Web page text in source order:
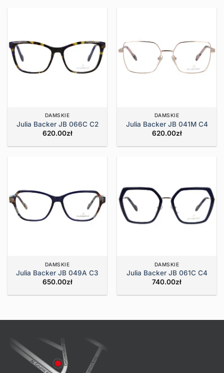
DAMSKIE
Julia Backer JB 066C C2
620.00zł
DAMSKIE
Julia Backer JB 041M C4
620.00zł
DAMSKIE
Julia Backer JB 049A C3
650.00zł
DAMSKIE
Julia Backer JB 061C C4
740.00zł